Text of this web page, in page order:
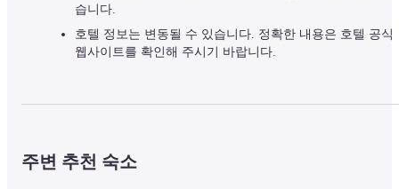
습니다.
호텔 정보는 변동될 수 있습니다. 정확한 내용은 호텔 공식
웹사이트를 확인해 주시기 바랍니다.
주변 추천 숙소